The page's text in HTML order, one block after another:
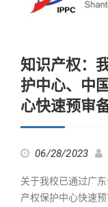
知识产权：
护中心、中
心快速预审
06/28/2023
关于我校已通过广
产权保护中心快速